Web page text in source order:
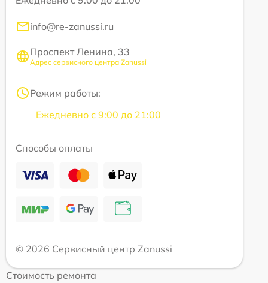
info@re-zanussi.ru
Проспект Ленина, 33
Адрес сервисного центра Zanussi
Режим работы:
Ежедневно с 9:00 до 21:00
Способы оплаты
© 2026 Сервисный центр Zanussi
Стоимость ремонта